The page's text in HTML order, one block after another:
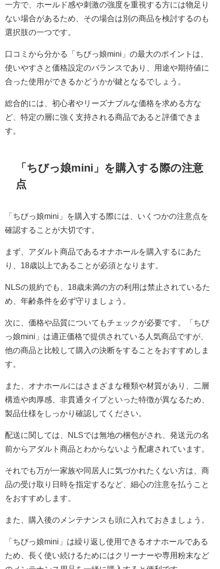
一方で、ホールド感や刺激の強度を重視する方には物足り
ない場合があるため、その場合は別の商品を検討するのも
選択肢の一つです。
口コミから分かる「ちびっ娘mini」の最大のポイントは、
使いやすさと価格設定のバランスであり、用途や期待値に
合った使用ができるかどうかが鍵となるでしょう。
総合的には、初心者やリーズナブルな価格を求める方な
ど、特定の層に強く支持される商品であると評価できま
す。
「ちびっ娘mini」を購入する際の注意
点
「ちびっ娘mini」を購入する際には、いくつかの注意点を
確認することが大切です。
まず、アダルト商品であるオナホールを購入するにあた
り、18歳以上であることが必須となります。
NLSの規約でも、18歳未満の方の利用は禁止されているた
め、年齢条件を必ず守りましょう。
次に、価格や品質についてもチェックが必要です。「ちび
っ娘mini」は適正価格で提供されている人気商品ですが、
他の商品と比較して購入の決断をすることをおすすめしま
す。
また、オナホールにはさまざまな種類や材質があり、二層
構造や肉厚感、非貫通タイプといった特徴が異なるため、
製品仕様をしっかり確認してください。
配送に関しては、NLSでは無地の梱包がされ、発送元の名
前からアダルト商品とわからないよう配慮されています。
それでも万が一家族や同居人に気づかれたくない方は、商
品の受け取り日時を指定するなど、細心の注意を払うこと
をおすすめします。
また、購入後のメンテナンスも頭に入れておきましょう。
「ちびっ娘mini」は繰り返し使用できるオナホールである
ため、長く使い続けるためにはクリーナーや専用粉末など